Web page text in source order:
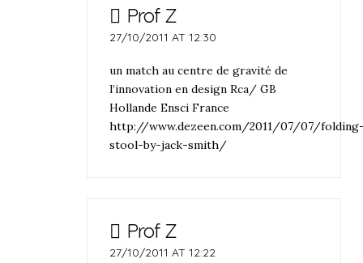
Prof Z
27/10/2011 AT 12:30
un match au centre de gravité de
l’innovation en design Rca/ GB
Hollande Ensci France
http://www.dezeen.com/2011/07/07/
stool-by-jack-smith/
Prof Z
27/10/2011 AT 12:22